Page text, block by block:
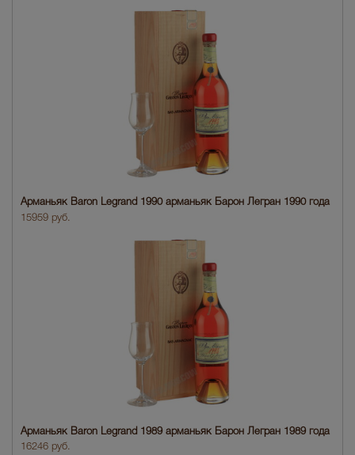
Арманьяк Baron Legrand 1990 арманьяк Барон Легран 1990 года
15959 руб.
Арманьяк Baron Legrand 1989 арманьяк Барон Легран 1989 года
16246 руб.